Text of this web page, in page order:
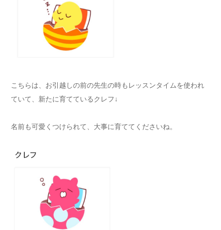
こちらは、お引越しの前の先生の時もレッスンタイムを使われ
ていて、新たに育てているクレフ↓
名前も可愛くつけられて、大事に育ててくださいね。